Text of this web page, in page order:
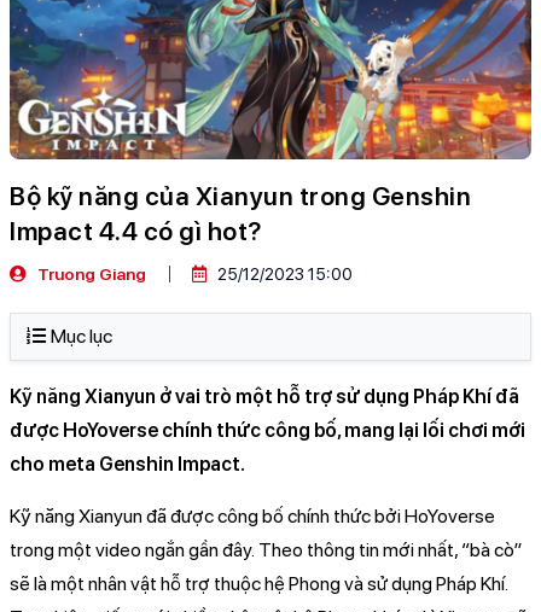
Bộ kỹ năng của Xianyun trong Genshin
Impact 4.4 có gì hot?
Truong Giang 25/12/2023 15:00
Mục lục
Kỹ năng Xianyun ở vai trò một hỗ trợ sử dụng Pháp Khí đã
được HoYoverse chính thức công bố, mang lại lối chơi mới
cho meta Genshin Impact.
Kỹ năng Xianyun đã được công bố chính thức bởi HoYoverse
trong một video ngắn gần đây. Theo thông tin mới nhất, “bà cò”
sẽ là một nhân vật hỗ trợ thuộc hệ Phong và sử dụng Pháp Khí.